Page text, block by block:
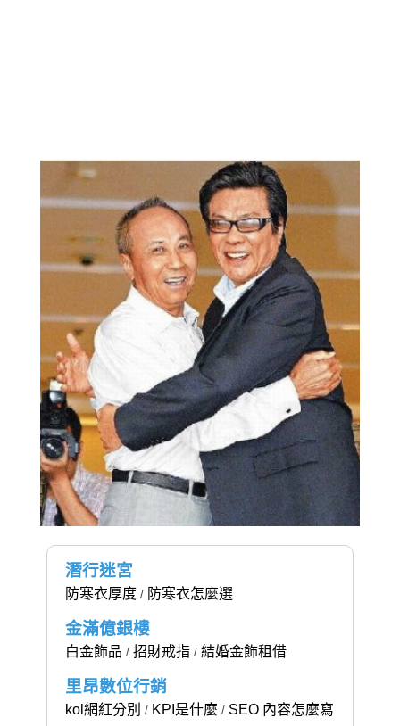
潛行迷宮
防寒衣厚度 / 防寒衣怎麼選
金滿億銀樓
白金飾品 / 招財戒指/ 結婚金飾租借
里昂數位行銷
kol網紅分別 / KPI是什麼 / SEO 內容怎麼寫